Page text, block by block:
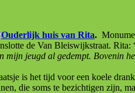
.
de Van Bleiswijkstraat. Rita:
jeugd al gedempt. Bovenin
is het tijd voor een koele
die soms te bezichtigen zijn,